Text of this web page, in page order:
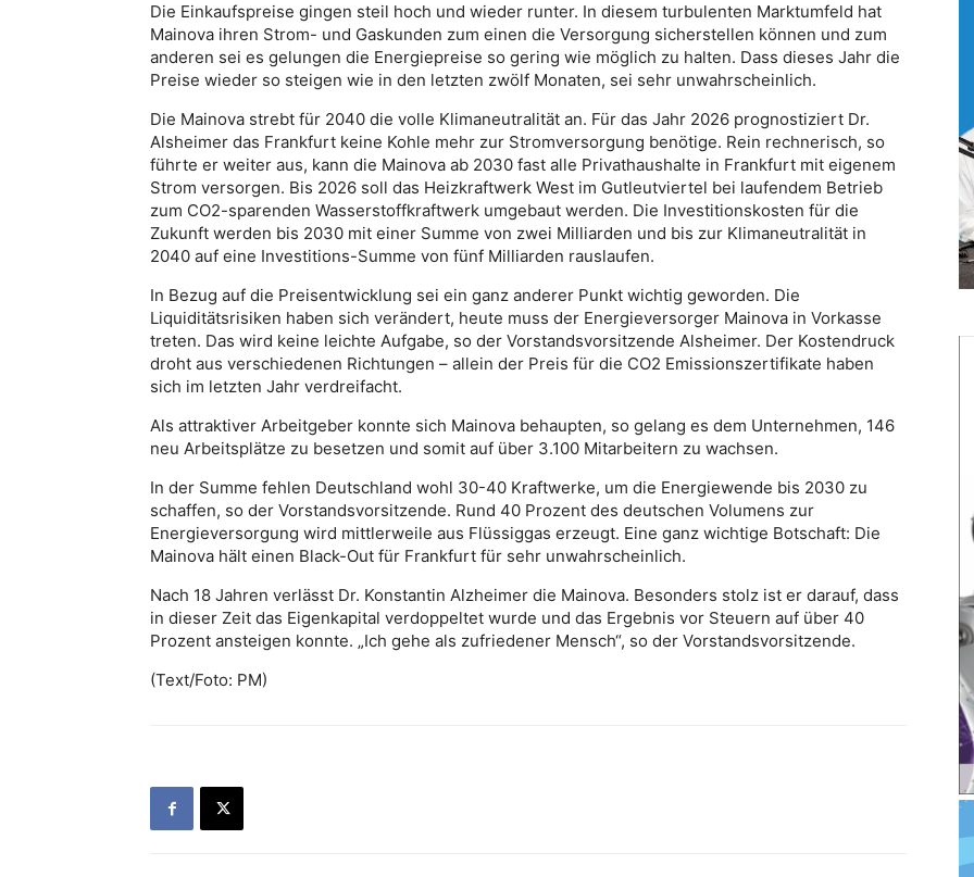
Die Einkaufspreise gingen steil hoch und wieder runter. In diesem turbulenten Marktumfeld hat
Mainova ihren Strom- und Gaskunden zum einen die Versorgung sicherstellen können und zum
anderen sei es gelungen die Energiepreise so gering wie möglich zu halten. Dass dieses Jahr die
Preise wieder so steigen wie in den letzten zwölf Monaten, sei sehr unwahrscheinlich.
Die Mainova strebt für 2040 die volle Klimaneutralität an. Für das Jahr 2026 prognostiziert Dr.
Alsheimer das Frankfurt keine Kohle mehr zur Stromversorgung benötige. Rein rechnerisch, so
führte er weiter aus, kann die Mainova ab 2030 fast alle Privathaushalte in Frankfurt mit eigenem
Strom versorgen. Bis 2026 soll das Heizkraftwerk West im Gutleutviertel bei laufendem Betrieb
zum CO2-sparenden Wasserstoffkraftwerk umgebaut werden. Die Investitionskosten für die
Zukunft werden bis 2030 mit einer Summe von zwei Milliarden und bis zur Klimaneutralität in
2040 auf eine Investitions-Summe von fünf Milliarden rauslaufen.
In Bezug auf die Preisentwicklung sei ein ganz anderer Punkt wichtig geworden. Die
Liquiditätsrisiken haben sich verändert, heute muss der Energieversorger Mainova in Vorkasse
treten. Das wird keine leichte Aufgabe, so der Vorstandsvorsitzende Alsheimer. Der Kostendruck
droht aus verschiedenen Richtungen – allein der Preis für die CO2 Emissionszertifikate haben
sich im letzten Jahr verdreifacht.
Als attraktiver Arbeitgeber konnte sich Mainova behaupten, so gelang es dem Unternehmen, 146
neu Arbeitsplätze zu besetzen und somit auf über 3.100 Mitarbeitern zu wachsen.
In der Summe fehlen Deutschland wohl 30-40 Kraftwerke, um die Energiewende bis 2030 zu
schaffen, so der Vorstandsvorsitzende. Rund 40 Prozent des deutschen Volumens zur
Energieversorgung wird mittlerweile aus Flüssiggas erzeugt. Eine ganz wichtige Botschaft: Die
Mainova hält einen Black-Out für Frankfurt für sehr unwahrscheinlich.
Nach 18 Jahren verlässt Dr. Konstantin Alzheimer die Mainova. Besonders stolz ist er darauf, dass
in dieser Zeit das Eigenkapital verdoppeltet wurde und das Ergebnis vor Steuern auf über 40
Prozent ansteigen konnte. „Ich gehe als zufriedener Mensch“, so der Vorstandsvorsitzende.
(Text/Foto: PM)